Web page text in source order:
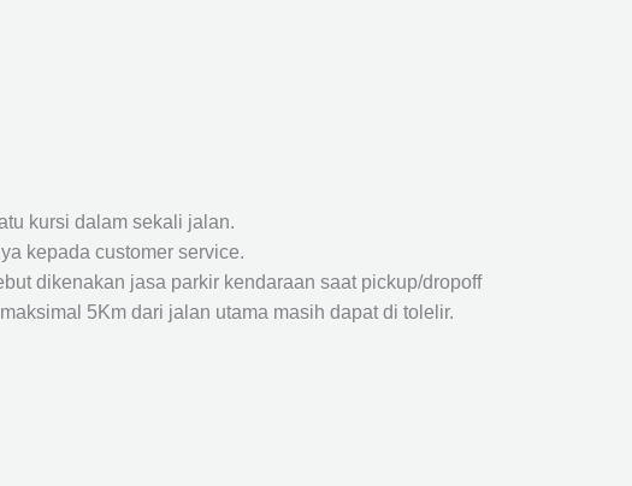
kursi dalam sekali jalan.
kepada customer service.
dikenakan jasa parkir kendaraan saat pickup/dropoff
5Km dari jalan utama masih dapat di tolelir.